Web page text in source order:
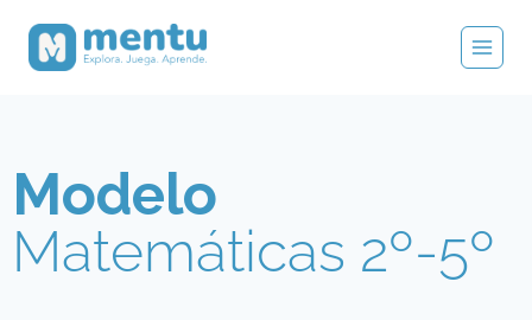
Modelo
Matemáticas 2º-5º